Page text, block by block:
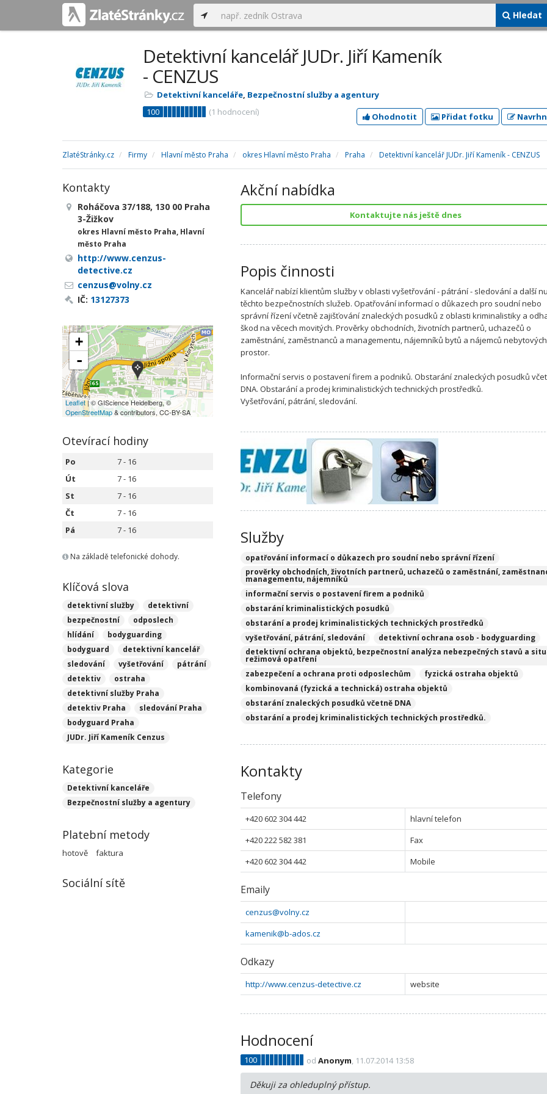
Hledat
Detektivní kancelář JUDr. Jiří Kameník
- CENZUS
Detektivní kanceláře, Bezpečnostní služby a agentury
100
(1 hodnocení) Ohodnotit Přidat fotku
ZlatéStránky.cz Firmy Hlavní město Praha okres Hlavní město Praha Praha Detektivní kancelář JUDr. Jiří Kameník - CENZUS
Akční nabídka
Kontaktujte nás ještě dnes
Popis činnosti
Kancelář nabízí klientům služby v oblasti vyšetřování - pátrání - sledování a další
těchto bezpečnostních služeb. Opatřování informací o důkazech pro soudní nebo
správní řízení včetně zajišťování znaleckých posudků z oblasti kriminalistiky a
škod na věcech movitých. Prověrky obchodních, životních partnerů, uchazečů o
zaměstnání, zaměstnanců a managementu, nájemníků bytů a nájemců nebytových
prostor.
Informační servis o postavení firem a podniků. Obstarání znaleckých posudků
DNA. Obstarání a prodej kriminalistických technických prostředků.
Vyšetřování, pátrání, sledování.
Služby
opatřování informací o důkazech pro soudní nebo správní řízení
prověrky obchodních, životních partnerů, uchazečů o zaměstnání,
managementu, nájemníků
informační servis o postavení firem a podniků
obstarání kriminalistických posudků
obstarání a prodej kriminalistických technických prostředků
vyšetřování, pátrání, sledování
detektivní ochrana osob - bodyguarding
detektivní ochrana objektů, bezpečnostní analýza nebezpečných stavů a
režimová opatření
zabezpečení a ochrana proti odposlechům
fyzická ostraha objektů
kombinovaná (fyzická a technická) ostraha objektů
obstarání znaleckých posudků včetně DNA
obstarání a prodej kriminalistických technických prostředků.
Kontakty
Telefony
+420 602 304 442
hlavní telefon
+420 222 582 381
Fax
+420 602 304 442
Mobile
Emaily
cenzus@volny.cz
kamenik@b-ados.cz
Odkazy
http://www.cenzus-detective.cz website
Hodnocení
100 odAnonym, 11.07.2014 13:58
Děkuji za ohleduplný přístup.
Kontakty
Roháčova 37/188, 130 00 Praha
3-Žižkov
okres Hlavní město Praha, Hlavní
město Praha
http://www.cenzus-
detective.cz
cenzus@volny.cz
IČ: 13127373
+
-
Leaflet| © GIScience Heidelberg, ©
OpenStreetMap& contributors, CC-BY-SA
Otevírací hodiny
Po
7 - 16
Út
7 - 16
St
7 - 16
Čt
7 - 16
Pá
7 - 16
Na základě telefonické dohody.
Klíčová slova
detektivní služby
detektivní
bezpečnostní
odposlech
hlídání
bodyguarding
bodyguard
detektivní kancelář
sledování
vyšetřování
pátrání
detektiv
ostraha
detektivní služby Praha
detektiv Praha
sledování Praha
bodyguard Praha
JUDr. Jiří Kameník Cenzus
Kategorie
Detektivní kanceláře
Bezpečnostní služby a agentury
Platební metody
hotově faktura
Sociální sítě